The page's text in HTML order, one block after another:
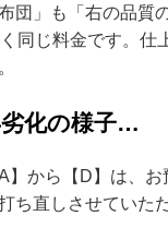
団」も「右の品
同じ料金です。
化の様子…
】から【D】は、
ち直しさせていた